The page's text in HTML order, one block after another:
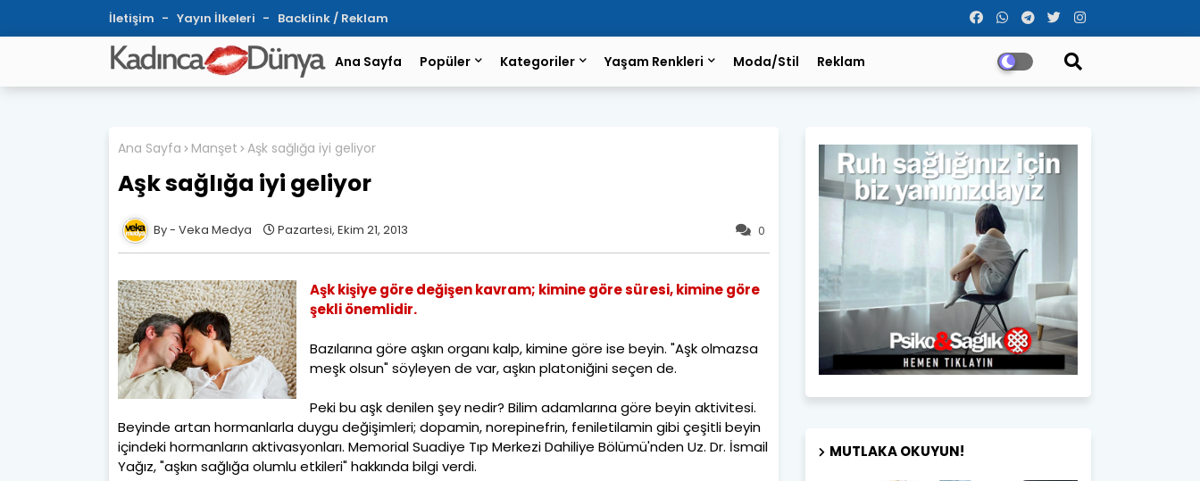
İletişim Yayın İlkeleri Backlink / Reklam
Ana Sayfa Popüler Kategoriler Yaşam Renkleri Moda/Stil Reklam
Ana Sayfa Manşet Aşk sağlığa iyi geliyor
Aşk sağlığa iyi geliyor
0
Veka Medya Pazartesi, Ekim 21, 2013
Aşk kişiye göre değişen kavram; kimine göre süresi, kimine göre
şekli önemlidir.
Bazılarına göre aşkın organı kalp, kimine göre ise beyin. "Aşk olmazsa
meşk olsun" söyleyen de var, aşkın platoniğini seçen de.
Peki bu aşk denilen şey nedir? Bilim adamlarına göre beyin aktivitesi.
Beyinde artan hormanlarla duygu değişimleri; dopamin, norepinefrin, feniletilamin gibi çeşitli beyin
içindeki hormanların aktivasyonları. Memorial Suadiye Tıp Merkezi Dahiliye Bölümü'nden Uz. Dr. İsmail
Yağız, "aşkın sağlığa olumlu etkileri" hakkında bilgi verdi.
MUTLAKA OKUYUN!